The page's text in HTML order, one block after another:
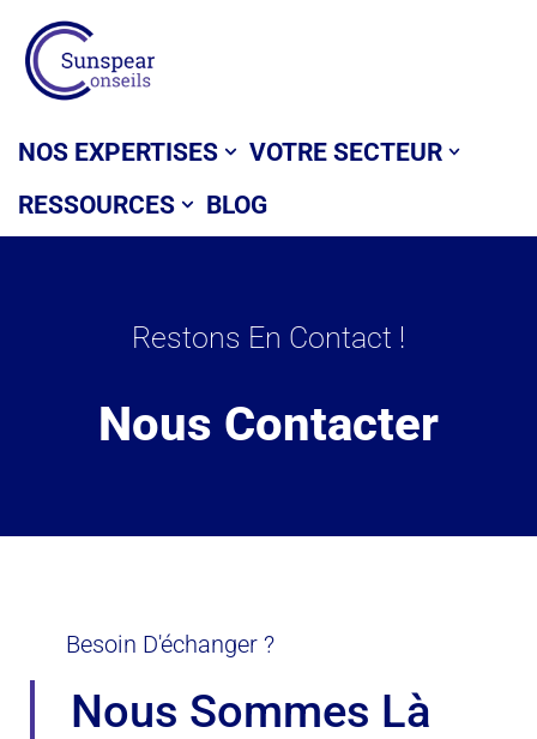
Aller
au
NOS EXPERTISES
VOTRE SECTEUR
RESSOURCES
BLOG
Restons En Contact !
Nous Contacter
Besoin D'échanger ?
Nous Sommes Là